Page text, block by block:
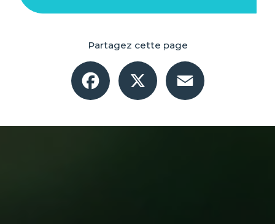
Partagez cette page
Facebook